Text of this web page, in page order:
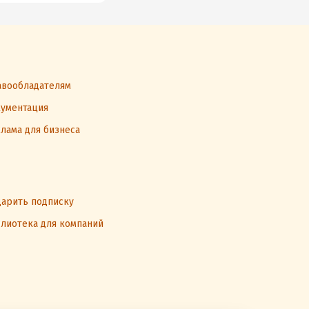
для бизнеса
подписку
для компаний